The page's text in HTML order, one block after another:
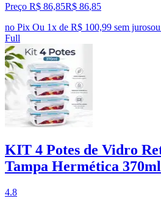
Preço R$ 86,85R$ 86,85
no Pix Ou 1x de R$ 100,99 sem jurosou
Full
KIT 4 Potes de Vidro
Tampa Hermética 370ml
4.8